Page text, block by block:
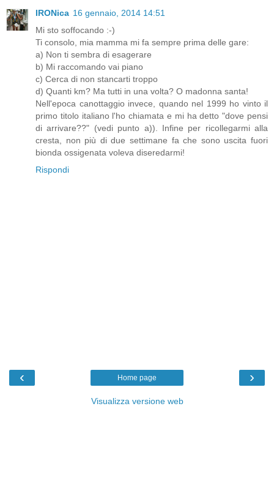
IRONica 16 gennaio, 2014 14:51
Mi sto soffocando :-)
Ti consolo, mia mamma mi fa sempre prima delle gare:
a) Non ti sembra di esagerare
b) Mi raccomando vai piano
c) Cerca di non stancarti troppo
d) Quanti km? Ma tutti in una volta? O madonna santa!
Nell'epoca canottaggio invece, quando nel 1999 ho vinto il
primo titolo italiano l'ho chiamata e mi ha detto "dove pensi
di arrivare??" (vedi punto a)). Infine per ricollegarmi alla
cresta, non più di due settimane fa che sono uscita fuori
bionda ossigenata voleva diseredarmi!
Rispondi
‹ ›
Home page
Visualizza versione web